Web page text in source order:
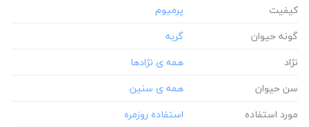
کیفیت
گونه حیوان
نژاد
سن حیوان
مورد استفاده